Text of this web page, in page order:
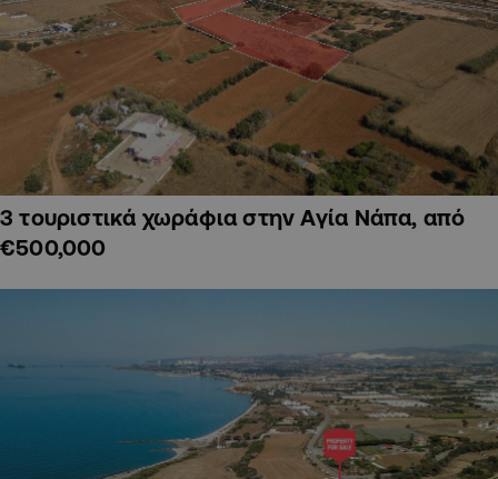
3 τουριστικά χωράφια στην Αγία Νάπα, από
€500,000